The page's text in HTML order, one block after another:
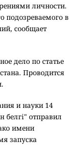
личности.
подозреваемого в
сообщает
дело по статье
Проводится
и науки 14
белгі" отправил
имени
запуска